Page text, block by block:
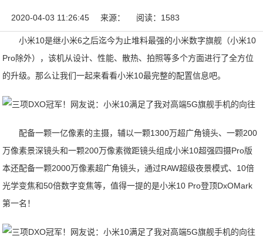
2020-04-03 11:26:45 来源： 阅读：1583
小米10是继小米6之后迄今为止堆料最强的小米数字旗舰（小米10
Pro除外），该机从设计、性能、散热、拍照等多个方面进行了全方位
的升级。那么让我们一起来看看小米10最完整的配置信息吧。
配备一颗一亿像素的主摄，辅以一颗1300万超广角镜头、一颗200
万像素景深镜头和一颗200万像素微距镜头组成小米10超强四摄Pro版
本还配备一颗2000万像素超广角镜头，通过RAW超级夜景模式、10倍
光学变焦和50倍数字变焦等，值得一提的是小米10 Pro登顶DxOMark
第一名！